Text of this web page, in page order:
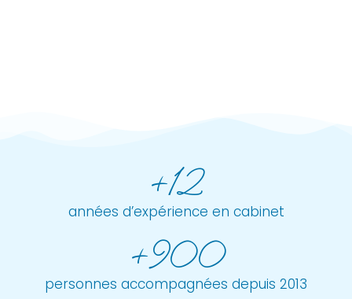
+12
années d’expérience en cabinet
+900
personnes accompagnées depuis 2013